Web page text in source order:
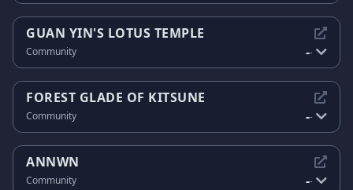
GUAN YIN'S LOTUS TEMPLE
Community --
FOREST GLADE OF KITSUNE
Community --
ANNWN
Community --